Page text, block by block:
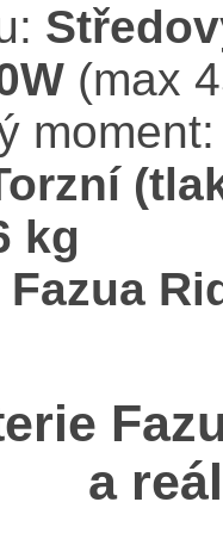
(max
kg
Fazua
a